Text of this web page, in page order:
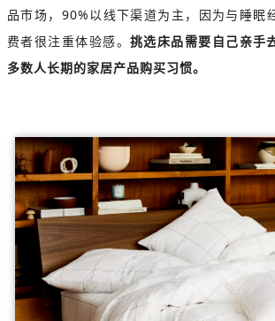
品市场，90%以线下渠道为主，因为与睡眠
费者很注重体验感。 挑选床品需要自己亲手
多数人长期的家居产品购买习惯。